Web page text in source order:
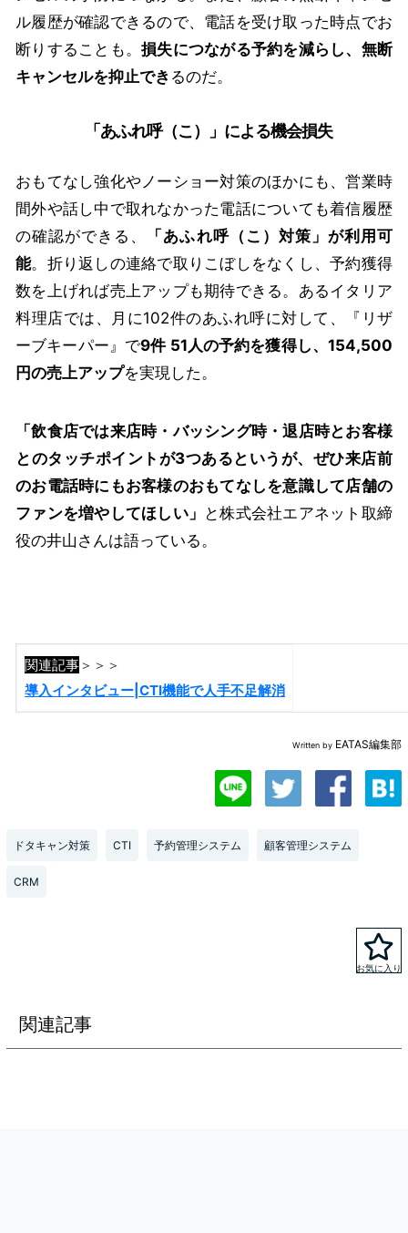
ル履歴が確認できるので、電話を受け取った時点でお
断りすることも。損失につながる予約を減らし、無断
キャンセルを抑止でき るのだ。
「あふれ呼（こ）」による機会損失
おもてなし強化やノーショー対策のほかにも、営業時
間外や話し中で取れなかった電話についても着信履歴
の確認ができる、
「あふれ呼（こ）対策」が利用可
能。折り返しの連絡で取りこぼしをなくし、予約獲得
数を上げれば売上アップも期待できる。あるイタリア
料理店では、月に102件のあふれ呼に対して、『リザ
ーブキーパー』で9件 51人の予約を獲得し、154,500
円の売上アップを実現した。
「飲食店では来店時・バッシング時・退店時とお客様
とのタッチポイントが3つあるというが、ぜひ来店前
のお電話時にもお客様のおもてなしを意識して店舗の
ファンを増やしてほしい」 と株式会社エアネット取締
役の井山さんは語っている。
関連記事＞＞＞
導入インタビュー|CTI機能で人手不足解消
Written by EATAS編集部
ドタキャン対策 CTI 予約管理システム 顧客管理システム
CRM
関連記事